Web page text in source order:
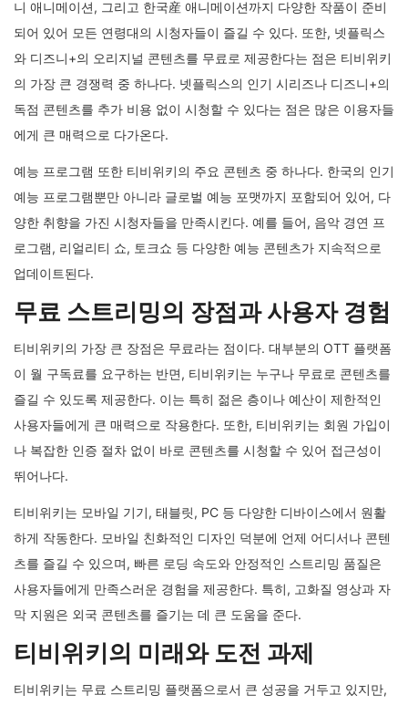
니 애니메이션, 그리고 한국産 애니메이션까지 다양한 작품이 준비
되어 있어 모든 연령대의 시청자들이 즐길 수 있다. 또한, 넷플릭스
와 디즈니+의 오리지널 콘텐츠를 무료로 제공한다는 점은 티비위키
의 가장 큰 경쟁력 중 하나다. 넷플릭스의 인기 시리즈나 디즈니+의
독점 콘텐츠를 추가 비용 없이 시청할 수 있다는 점은 많은 이용자들
에게 큰 매력으로 다가온다.
예능 프로그램 또한 티비위키의 주요 콘텐츠 중 하나다. 한국의 인기
예능 프로그램뿐만 아니라 글로벌 예능 포맷까지 포함되어 있어, 다
양한 취향을 가진 시청자들을 만족시킨다. 예를 들어, 음악 경연 프
로그램, 리얼리티 쇼, 토크쇼 등 다양한 예능 콘텐츠가 지속적으로
업데이트된다.
무료 스트리밍의 장점과 사용자 경험
티비위키의 가장 큰 장점은 무료라는 점이다. 대부분의 OTT 플랫폼
이 월 구독료를 요구하는 반면, 티비위키는 누구나 무료로 콘텐츠를
즐길 수 있도록 제공한다. 이는 특히 젊은 층이나 예산이 제한적인
사용자들에게 큰 매력으로 작용한다. 또한, 티비위키는 회원 가입이
나 복잡한 인증 절차 없이 바로 콘텐츠를 시청할 수 있어 접근성이
뛰어나다.
티비위키는 모바일 기기, 태블릿, PC 등 다양한 디바이스에서 원활
하게 작동한다. 모바일 친화적인 디자인 덕분에 언제 어디서나 콘텐
츠를 즐길 수 있으며, 빠른 로딩 속도와 안정적인 스트리밍 품질은
사용자들에게 만족스러운 경험을 제공한다. 특히, 고화질 영상과 자
막 지원은 외국 콘텐츠를 즐기는 데 큰 도움을 준다.
티비위키의 미래와 도전 과제
티비위키는 무료 스트리밍 플랫폼으로서 큰 성공을 거두고 있지만,